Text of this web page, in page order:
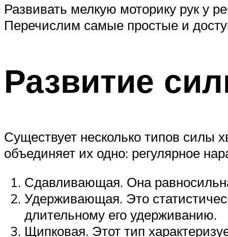
Развивать мелкую моторику рук у
Перечислим самые простые и
Развитие
Существует несколько типов силы
объединяет их одно: регулярное
Сдавливающая. Она
Удерживающая. Это
длительному его удерживанию.
Щипковая. Этот тип